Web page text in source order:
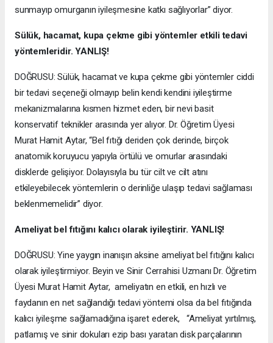
sunmayıp omurganın iyileşmesine katkı sağlıyorlar” diyor.
Sülük, hacamat, kupa çekme gibi yöntemler etkili tedavi
yöntemleridir. YANLIŞ!
DOĞRUSU: Sülük, hacamat ve kupa çekme gibi yöntemler ciddi
bir tedavi seçeneği olmayıp belin kendi kendini iyileştirme
mekanizmalarına kısmen hizmet eden, bir nevi basit
konservatif teknikler arasında yer alıyor. Dr. Öğretim Üyesi
Murat Hamit Aytar, “Bel fıtığı deriden çok derinde, birçok
anatomik koruyucu yapıyla örtülü ve omurlar arasındaki
disklerde gelişiyor. Dolayısıyla bu tür cilt ve cilt atını
etkileyebilecek yöntemlerin o derinliğe ulaşıp tedavi sağlaması
beklenmemelidir” diyor.
Ameliyat bel fıtığını kalıcı olarak iyileştirir. YANLIŞ!
DOĞRUSU: Yine yaygın inanışın aksine ameliyat bel fıtığını kalıcı
olarak iyileştirmiyor. Beyin ve Sinir Cerrahisi Uzmanı Dr. Öğretim
Üyesi Murat Hamit Aytar, ameliyatın en etkili, en hızlı ve
faydanın en net sağlandığı tedavi yöntemi olsa da bel fıtığında
kalıcı iyileşme sağlamadığına işaret ederek, “Ameliyat yırtılmış,
patlamış ve sinir dokuları ezip bası yaratan disk parçalarının